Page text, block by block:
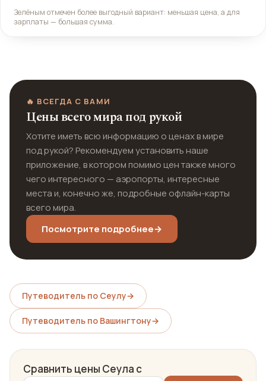
Зелёным отмечен более выгодный вариант: меньшая цена, а для
зарплаты — большая сумма.
🔥 ВСЕГДА С ВАМИ
Цены всего мира под рукой
Хотите иметь всю информацию о ценах в мире
под рукой? Рекомендуем установить наше
приложение, в котором помимо цен также много
чего интересного — аэропорты, интересные
места и, конечно же, подробные офлайн-карты
всего мира.
Посмотрите подробнее→
Путеводитель по Сеулу→
Путеводитель по Вашингтону→
Сравнить цены Сеула с